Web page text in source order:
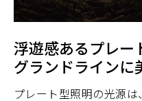
浮遊感あるプレー
グランドラインに
プレート型照明の光源